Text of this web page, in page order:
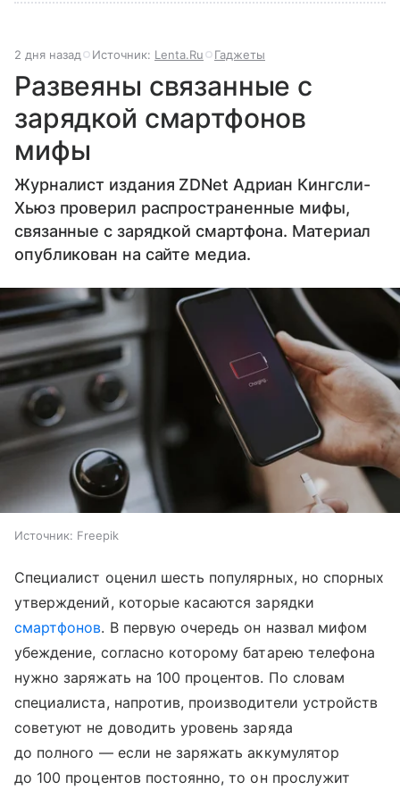
2 дня назад Источник: Lenta.Ru Гаджеты
Развеяны связанные с
зарядкой смартфонов
мифы
Журналист издания ZDNet Адриан Кингсли-
Хьюз проверил распространенные мифы,
связанные с зарядкой смартфона. Материал
опубликован на сайте медиа.
Источник: Freepik
Специалист оценил шесть популярных, но спорных
утверждений, которые касаются зарядки
смартфонов. В первую очередь он назвал мифом
убеждение, согласно которому батарею телефона
нужно заряжать на 100 процентов. По словам
специалиста, напротив, производители устройств
советуют не доводить уровень заряда
до полного — если не заряжать аккумулятор
до 100 процентов постоянно, то он прослужит